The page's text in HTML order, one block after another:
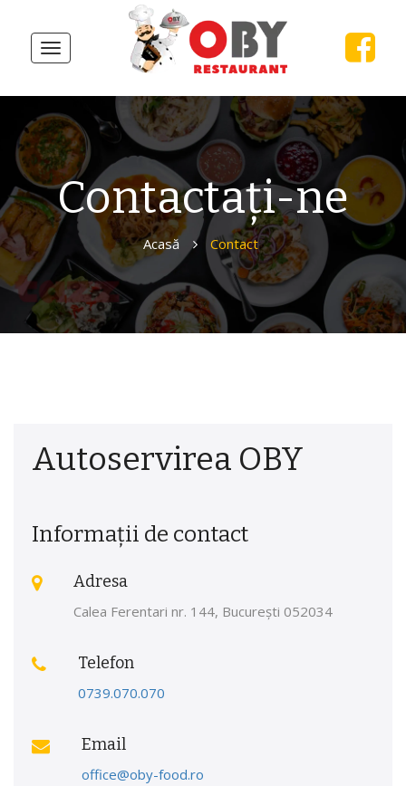
Toggle
Contactați-ne
Acasă Contact
Autoservirea OBY
Informații de contact
Adresa
Calea Ferentari nr. 144, București 052034
Telefon
0739.070.070
Email
office@oby-food.ro